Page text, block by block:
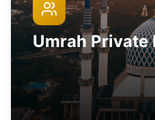
Umrah Private